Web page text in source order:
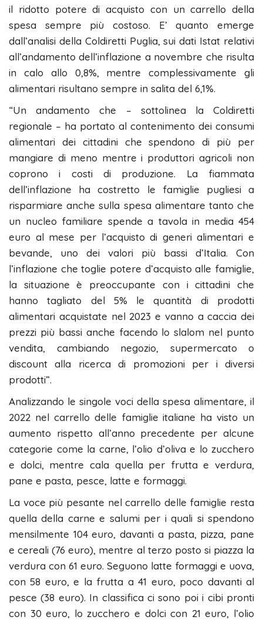
il ridotto potere di acquisto con un carrello della
spesa sempre più costoso. E’ quanto emerge
dall’analisi della Coldiretti Puglia, sui dati Istat relativi
all’andamento dell’inflazione a novembre che risulta
in calo allo 0,8%, mentre complessivamente gli
alimentari risultano sempre in salita del 6,1%.
“Un andamento che – sottolinea la Coldiretti
regionale – ha portato al contenimento dei consumi
alimentari dei cittadini che spendono di più per
mangiare di meno mentre i produttori agricoli non
coprono i costi di produzione. La fiammata
dell’inflazione ha costretto le famiglie pugliesi a
risparmiare anche sulla spesa alimentare tanto che
un nucleo familiare spende a tavola in media 454
euro al mese per l’acquisto di generi alimentari e
bevande, uno dei valori più bassi d’Italia. Con
l’inflazione che toglie potere d’acquisto alle famiglie,
la situazione è preoccupante con i cittadini che
hanno tagliato del 5% le quantità di prodotti
alimentari acquistate nel 2023 e vanno a caccia dei
prezzi più bassi anche facendo lo slalom nel punto
vendita, cambiando negozio, supermercato o
discount alla ricerca di promozioni per i diversi
prodotti”.
Analizzando le singole voci della spesa alimentare, il
2022 nel carrello delle famiglie italiane ha visto un
aumento rispetto all’anno precedente per alcune
categorie come la carne, l’olio d’oliva e lo zucchero
e dolci, mentre cala quella per frutta e verdura,
pane e pasta, pesce, latte e formaggi.
La voce più pesante nel carrello delle famiglie resta
quella della carne e salumi per i quali si spendono
mensilmente 104 euro, davanti a pasta, pizza, pane
e cereali (76 euro), mentre al terzo posto si piazza la
verdura con 61 euro. Seguono latte formaggi e uova,
con 58 euro, e la frutta a 41 euro, poco davanti al
pesce (38 euro). In classifica ci sono poi i cibi pronti
con 30 euro, lo zucchero e dolci con 21 euro, l’olio